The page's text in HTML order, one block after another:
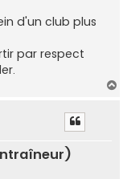
d'un club plus
par respect